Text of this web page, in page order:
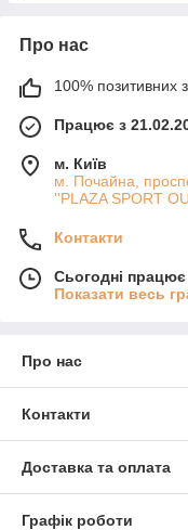
Про нас
100% позитивних з
Працює з
м. Київ
м. Почайна,
''PLAZA SPORT
Контакти
Сьогодні
Показати весь
Про нас
Контакти
Доставка та оплата
Графік роботи